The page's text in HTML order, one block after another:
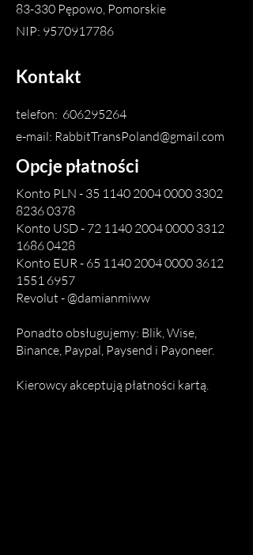
83-330 Pępowo, Pomorskie
NIP: 9570917786
Kontakt
telefon: 606295264
e-mail: RabbitTransPoland@gmail.com
Opcje płatności
Konto PLN - 35 1140 2004 0000 3302
8236 0378
Konto USD - 72 1140 2004 0000 3312
1686 0428
Konto EUR - 65 1140 2004 0000 3612
1551 6957
Revolut - @damianmiww
Ponadto obsługujemy: Blik, Wise,
Binance, Paypal, Paysend i Payoneer.
Kierowcy akceptują płatności kartą.